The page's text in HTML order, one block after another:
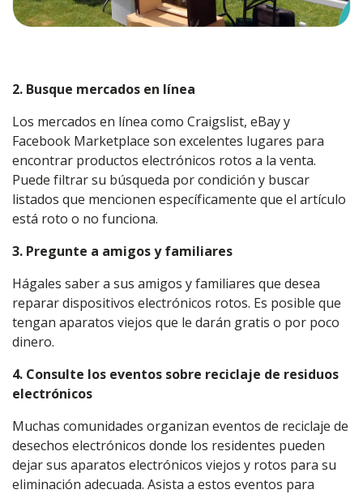
2. Busque mercados en línea
Los mercados en línea como Craigslist, eBay y
Facebook Marketplace son excelentes lugares para
encontrar productos electrónicos rotos a la venta.
Puede filtrar su búsqueda por condición y buscar
listados que mencionen específicamente que el artículo
está roto o no funciona.
3. Pregunte a amigos y familiares
Hágales saber a sus amigos y familiares que desea
reparar dispositivos electrónicos rotos. Es posible que
tengan aparatos viejos que le darán gratis o por poco
dinero.
4. Consulte los eventos sobre reciclaje de residuos
electrónicos
Muchas comunidades organizan eventos de reciclaje de
desechos electrónicos donde los residentes pueden
dejar sus aparatos electrónicos viejos y rotos para su
eliminación adecuada. Asista a estos eventos para